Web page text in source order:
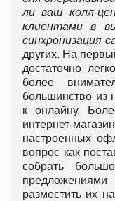
ли ваш колл-
клиентами в
синхронизация
других. На
достаточно
более
большинство из
к онлайну.
интернет-
настроенных
вопрос как
собрать
разместить их